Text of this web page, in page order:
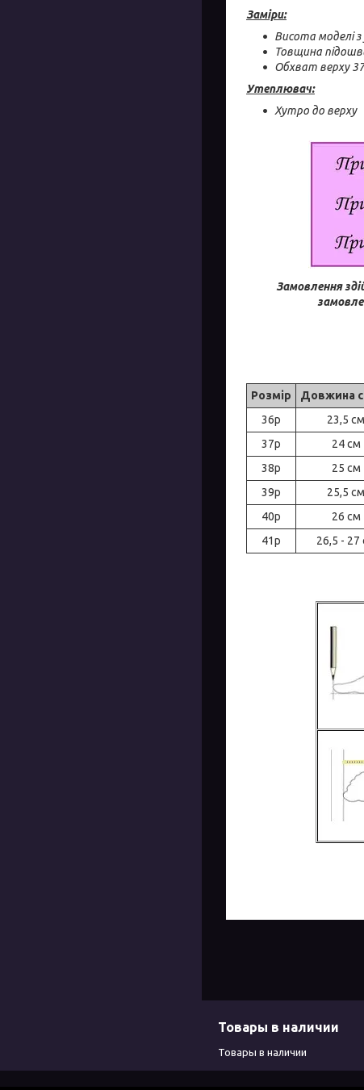
Заміри:
Висота моделі
Товщина
Обхват верху
Утеплювач:
Хутро до верху
Замовлення
Розмір
Довжина
36р
23,5 см
37р
24 см
38р
25 см
39р
25,5 см
40р
26 см
41р
26,5 - 27
Товары в наличии
Товары в наличии